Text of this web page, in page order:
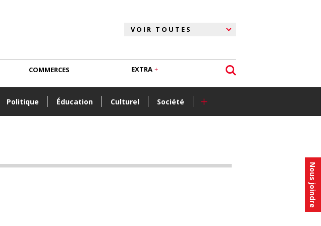
Nous joindre
Politique Éducation Culturel Société +
COMMERCES EXTRA